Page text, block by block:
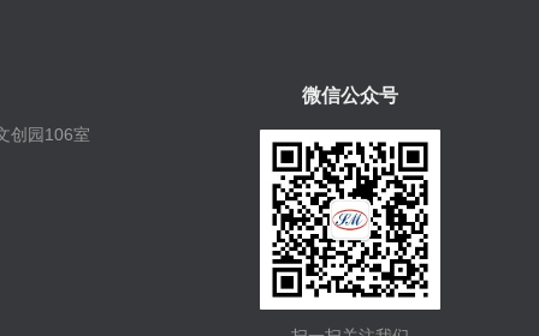
微信公众号
创园106室